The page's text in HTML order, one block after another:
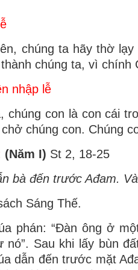
chúng ta hãy thờ
chúng ta, vì chính
nhập lễ
chúng con là con cái
chở chúng con. Chúng
(Năm I) St 2, 18-25
bà đến trước Ađam.
Sáng Thế.
phán: “Ðàn ông ở
nó”. Sau khi lấy bùn
dẫn đến trước mặt